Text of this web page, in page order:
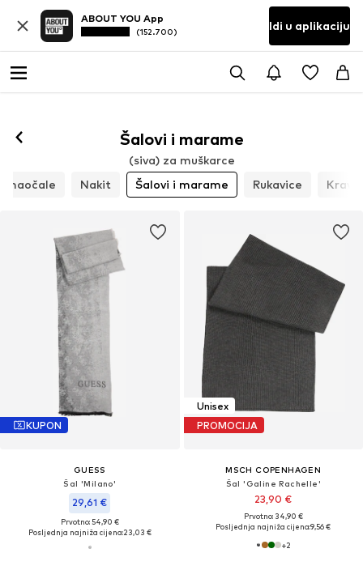
ABOUT YOU App
(152.700) Idi u aplikaciju
Šalovi i marame
(siva) za muškarce
naočale
Nakit Šalovi i marame Rukavice
KUPON
GUESS
Šal 'Milano'
29,61 €
Prvotno: 54,90 €
Posljednja najniža cijena:23,03 €
Unisex
PROMOCIJA
MSCH COPENHAGEN
Šal 'Galine Rachelle'
23,90 €
Prvotno: 34,90 €
Posljednja najniža cijena:9,56 €
+2